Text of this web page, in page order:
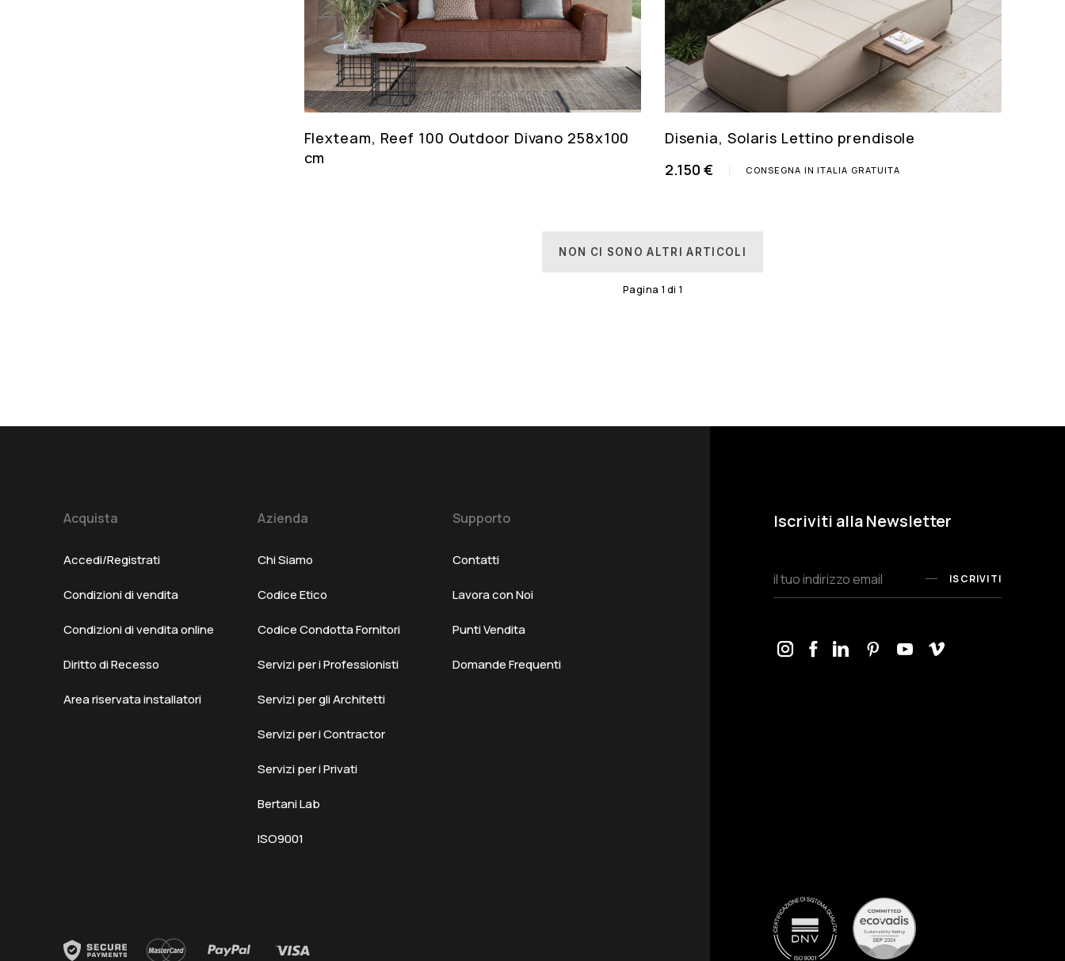
Flexteam, Reef 100 Outdoor Divano 258x100
cm
Disenia, Solaris Lettino prendisole
2.150 €
CONSEGNA IN ITALIA GRATUITA
NON CI SONO ALTRI ARTICOLI
Pagina 1 di 1
Acquista
Accedi/Registrati
Condizioni di vendita
Condizioni di vendita online
Diritto di Recesso
Area riservata installatori
Azienda
Chi Siamo
Codice Etico
Codice Condotta Fornitori
Servizi per i Professionisti
Servizi per gli Architetti
Servizi per i Contractor
Servizi per i Privati
Bertani Lab
ISO9001
Supporto
Contatti
Lavora con Noi
Punti Vendita
Domande Frequenti
Iscriviti alla Newsletter
ISCRIVITI